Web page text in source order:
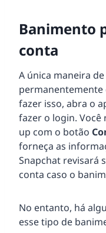
Banimento
conta
A única maneira
permanentemente
fazer isso, abra o
fazer o login.
up com o botão
forneça as
Snapchat revisará
conta caso o
No entanto, há
esse tipo de